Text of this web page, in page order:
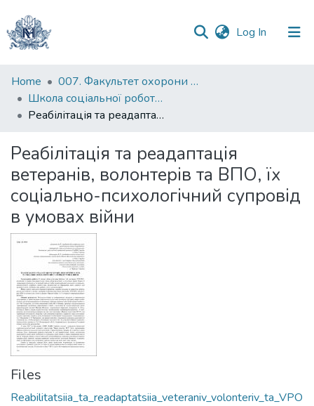
Log In (current)
Communities
&
Collections
Statistics
Home
007. Факультет охорони здоров`я, соціальної роботи і психології
Школа соціальної роботи ім. професора Володимира Полтавця
Реабілітація та реадаптація ветеранів, волонтерів та ВПО, їх соціально-психологічний супровід в умовах війни
Реабілітація та реадаптація
ветеранів, волонтерів та ВПО, їх
соціально-психологічний супровід
в умовах війни
Files
Reabilitatsiia_ta_readaptatsiia_veteraniv_volonteriv_ta_VPO